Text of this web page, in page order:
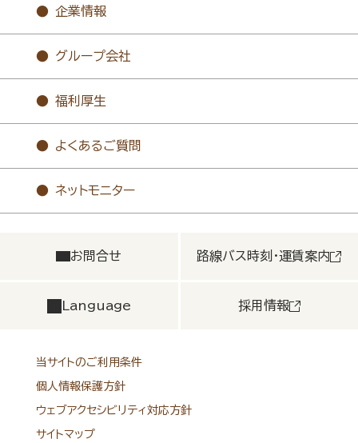
企業情報
グループ会社
福利厚生
よくあるご質問
ネットモニター
お問合せ 路線バス時刻・運賃案内
Language 採用情報
当サイトのご利用条件
個人情報保護方針
ウェブアクセシビリティ対応方針
サイトマップ